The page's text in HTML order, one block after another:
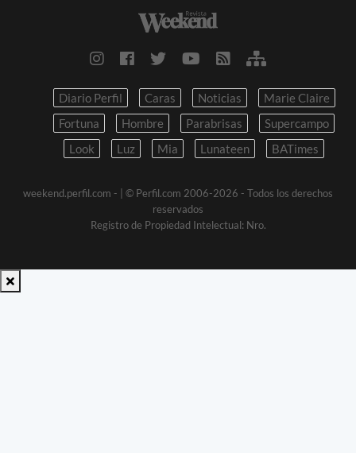
Diario Perfil Caras Noticias
Marie Claire
Fortuna
Hombre Parabrisas
Supercampo
Look
Luz Mia Lunateen BATimes
weekend.perfil.com -
| © Perfil.com 2006-2026 - Todos los derechos
reservados
Registro de Propiedad Intelectual: Nro.